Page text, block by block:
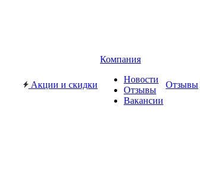
Акции и скидки
Компания
Новости
Отзывы
Вакансии
Отзывы